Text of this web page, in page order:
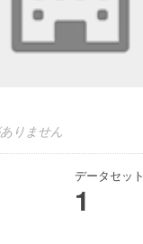
りません
データセット
1